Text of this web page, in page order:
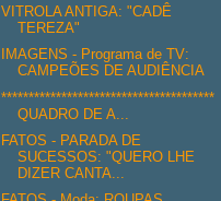
VITROLA ANTIGA: "CADÊ
TEREZA"
IMAGENS - Programa de TV:
CAMPEÕES DE AUDIÊNCIA
***************************************
QUADRO DE A...
FATOS - PARADA DE
SUCESSOS: "QUERO LHE
DIZER CANTA...